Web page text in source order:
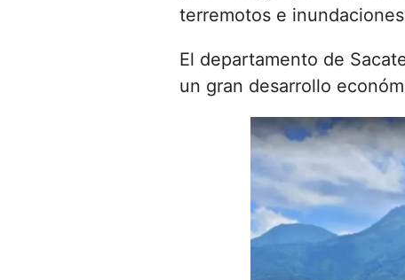
terremotos e
El departamento de
un gran desarrollo